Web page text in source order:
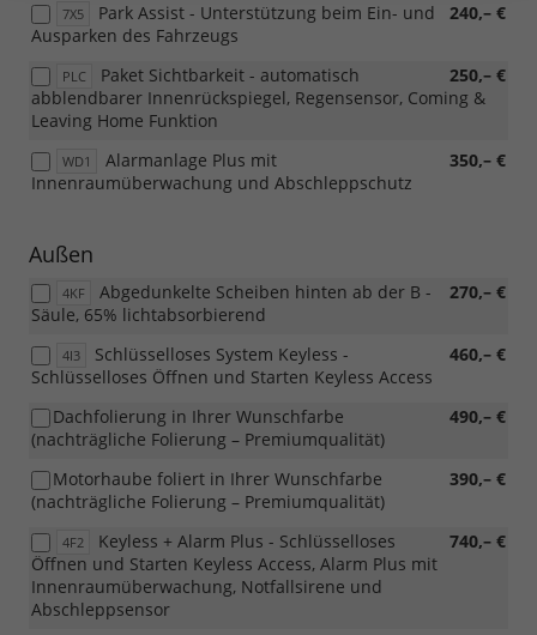
7X5 240,– €
Park Assist - Unterstützung beim Ein- und
Ausparken des Fahrzeugs
PLC 250,– €
Paket Sichtbarkeit - automatisch
abblendbarer Innenrückspiegel, Regensensor, Coming &
Leaving Home Funktion
WD1 350,– €
Alarmanlage Plus mit
Innenraumüberwachung und Abschleppschutz
Außen
4KF 270,– €
Abgedunkelte Scheiben hinten ab der B -
Säule, 65% lichtabsorbierend
4I3 460,– €
Schlüsselloses System Keyless -
Schlüsselloses Öffnen und Starten Keyless Access
490,– €
Dachfolierung in Ihrer Wunschfarbe
(nachträgliche Folierung – Premiumqualität)
390,– €
Motorhaube foliert in Ihrer Wunschfarbe
(nachträgliche Folierung – Premiumqualität)
4F2 740,– €
Keyless + Alarm Plus - Schlüsselloses
Öffnen und Starten Keyless Access, Alarm Plus mit
Innenraumüberwachung, Notfallsirene und
Abschleppsensor